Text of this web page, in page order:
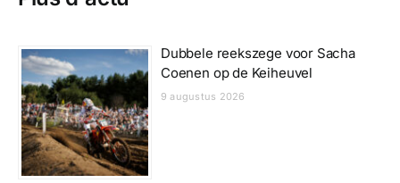
Dubbele reekszege voor Sacha
Coenen op de Keiheuvel
9 augustus 2026